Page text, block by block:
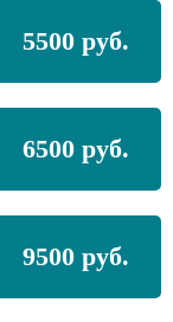
5500 руб.
6500 руб.
9500 руб.